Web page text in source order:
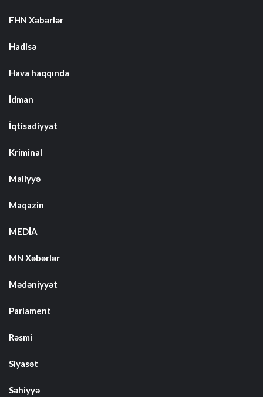
FHN Xəbərlər
Hadisə
Hava haqqında
İdman
İqtisadiyyat
Kriminal
Maliyyə
Maqazin
MEDİA
MN Xəbərlər
Mədəniyyət
Parlament
Rəsmi
Siyasət
Səhiyyə